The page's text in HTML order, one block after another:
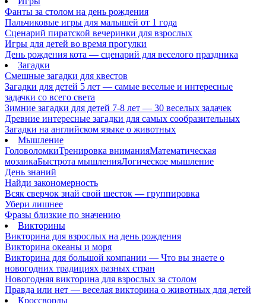
Фанты за столом на день рождения
Пальчиковые игры для малышей от 1 года
Сценарий пиратской вечеринки для взрослых
Игры для детей во время прогулки
День рождения кота — сценарий для веселого праздника
Загадки
Смешные загадки для квестов
Загадки для детей 5 лет — самые веселые и интересные
задачки со всего света
Зимние загадки для детей 7-8 лет — 30 веселых задачек
Древние интересные загадки для самых сообразительных
Загадки на английском языке о животных
Мышление
ГоловоломкиТренировка вниманияМатематическая
мозаикаБыстрота мышленияЛогическое мышление
День знаний
Найди закономерность
Всяк сверчок знай свой шесток — группировка
Убери лишнее
Фразы близкие по значению
Викторины
Викторина для взрослых на день рождения
Викторина океаны и моря
Викторина для большой компании — Что вы знаете о
новогодних традициях разных стран
Новогодняя викторина для взрослых за столом
Правда или нет — веселая викторина о животных для детей
Кроссворды